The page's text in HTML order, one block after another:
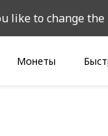
like to change
Монеты